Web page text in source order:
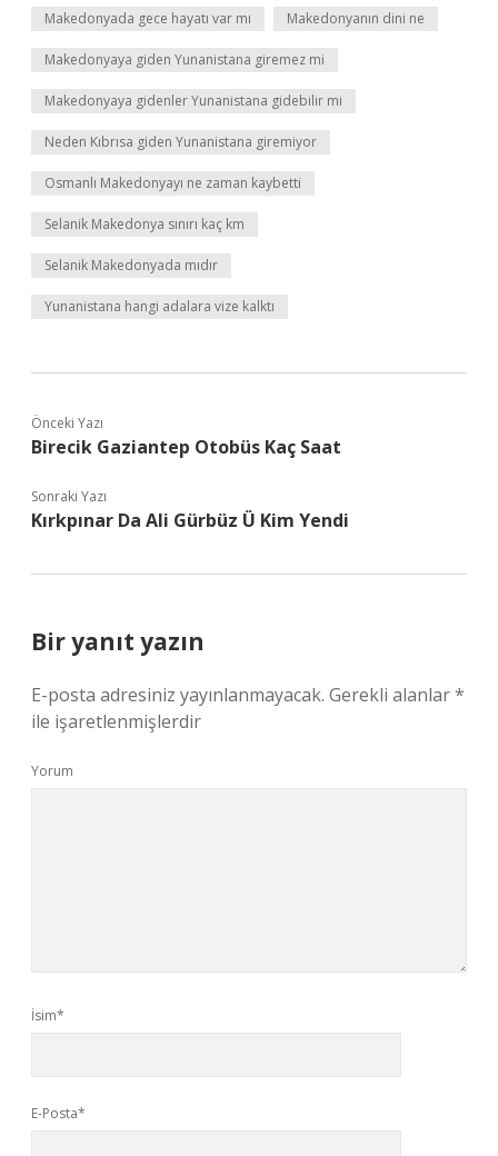
Makedonyada gece hayatı var mı Makedonyanın dini ne
Makedonyaya giden Yunanistana giremez mi
Makedonyaya gidenler Yunanistana gidebilir mi
Neden Kıbrısa giden Yunanistana giremiyor
Osmanlı Makedonyayı ne zaman kaybetti
Selanik Makedonya sınırı kaç km
Selanik Makedonyada mıdır
Yunanistana hangi adalara vize kalktı
Önceki Yazı
Birecik Gaziantep Otobüs Kaç Saat
Sonraki Yazı
Kırkpınar Da Ali Gürbüz Ü Kim Yendi
Bir yanıt yazın
E-posta adresiniz yayınlanmayacak. Gerekli alanlar*
ile işaretlenmişlerdir
Yorum
İsim*
E-Posta*